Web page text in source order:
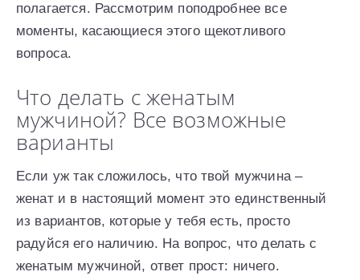
полагается. Рассмотрим поподробнее все
моменты, касающиеся этого щекотливого
вопроса.
Что делать с женатым
мужчиной? Все возможные
варианты
Если уж так сложилось, что твой мужчина –
женат и в настоящий момент это единственный
из вариантов, которые у тебя есть, просто
радуйся его наличию. На вопрос, что делать с
женатым мужчиной, ответ прост: ничего.